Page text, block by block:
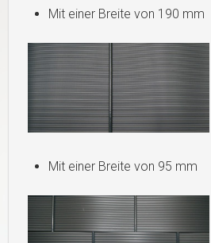
Mit einer Breite von 190 mm
Mit einer Breite von 95 mm